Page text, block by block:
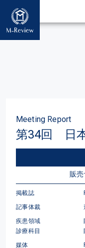
Meeting Report
第34回 日
販
掲載誌
記事体裁
疾患領域
診療科目
媒体